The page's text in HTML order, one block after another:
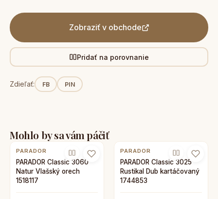
Zobraziť v obchode
Pridať na porovnanie
Zdieľať: FB PIN
Mohlo by sa vám páčiť
PARADOR
PARADOR Classic 3060
Natur Vlašský orech
1518117
PARADOR
PARADOR Classic 3025
Rustikal Dub kartáčovaný
1744853